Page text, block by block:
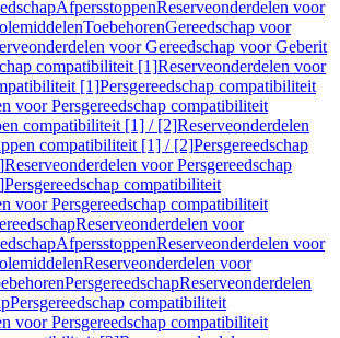
AfpersstoppenReserveonderdelen voor
ToebehorenGereedschap voor
voor Gereedschap voor Geberit
compatibiliteit [1]Reserveonderdelen voor
[1]Persgereedschap compatibiliteit
voor Persgereedschap compatibiliteit
compatibiliteit [1] / [2]Reserveonderdelen
compatibiliteit [1] / [2]Persgereedschap
Reserveonderdelen voor Persgereedschap
Persgereedschap compatibiliteit
voor Persgereedschap compatibiliteit
Reserveonderdelen voor
AfpersstoppenReserveonderdelen voor
Reserveonderdelen voor
PersgereedschapReserveonderdelen
Persgereedschap compatibiliteit
voor Persgereedschap compatibiliteit